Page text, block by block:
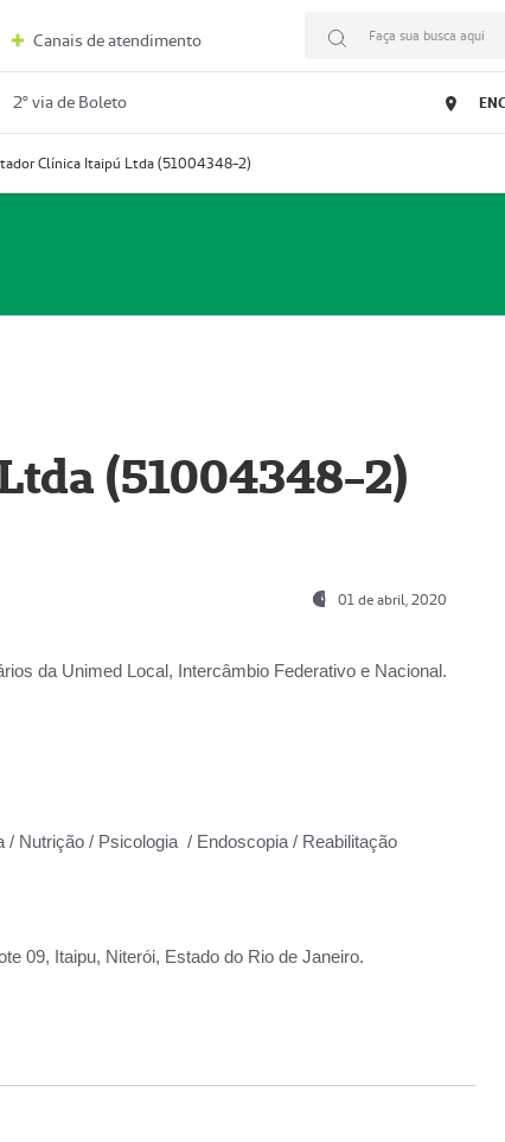
Canais de atendimento Faça sua busca aqui
2º via de Boleto
Clínica Itaipú Ltda (51004348-2)
(51004348-2)
01 de abril, 2020
da Unimed Local, Intercâmbio Federativo e Nacional.
/ Nutrição / Psicologia / Endoscopia / Reabilitação
09, Itaipu, Niterói, Estado do Rio de Janeiro.